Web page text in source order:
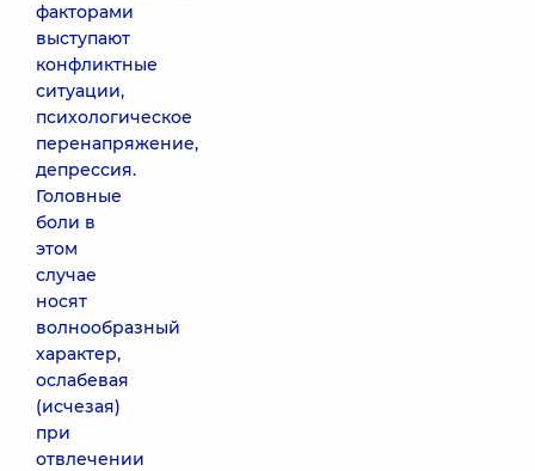
факторами
выступают
конфликтные
ситуации,
психологическое
перенапряжение,
депрессия.
Головные
боли в
этом
случае
носят
волнообразный
характер,
ослабевая
(исчезая)
при
отвлечении